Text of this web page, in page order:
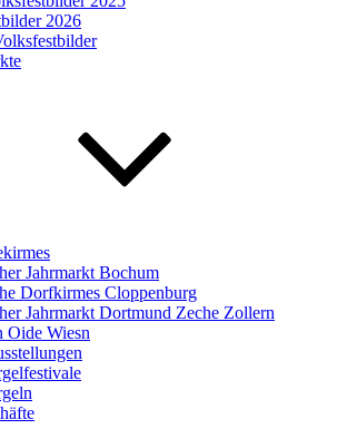
2026
Jahrmarkt Bochum
Dorfkirmes Cloppenburg
Jahrmarkt Dortmund Zeche Zollern
Oide Wiesn